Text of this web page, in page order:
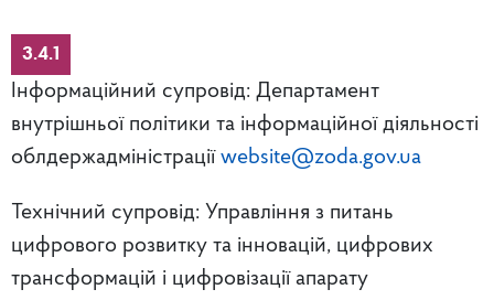
3.4.1
Інформаційний супровід: Департамент
внутрішньої політики та інформаційної діяльності
облдержадміністрації website@zoda.gov.ua
Технічний супровід: Управління з питань
цифрового розвитку та інновацій, цифрових
трансформацій і цифровізації апарату